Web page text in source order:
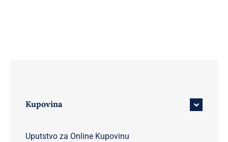
Kupovina
Uputstvo za Online Kupovinu